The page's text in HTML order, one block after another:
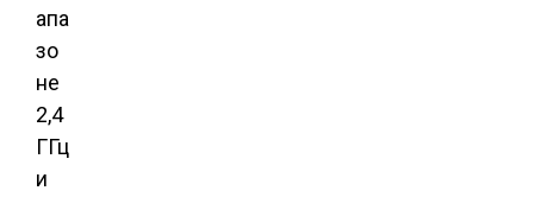
апа
зо
не
2,4
ГГц
и